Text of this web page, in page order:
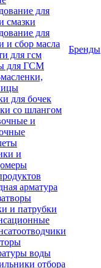
для
смазки
для
и сбор масла
для гсм
для ГСМ
для бочек
со шлангом
и
и
арматура
и патрубки
воды
отбора
Бренды